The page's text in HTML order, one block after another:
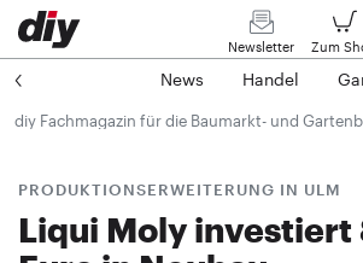
Newsletter Zum
News Handel
diy Fachmagazin für die Baumarkt- und
PRODUKTIONSERWEITERUNG IN ULM
Liqui Moly investiert